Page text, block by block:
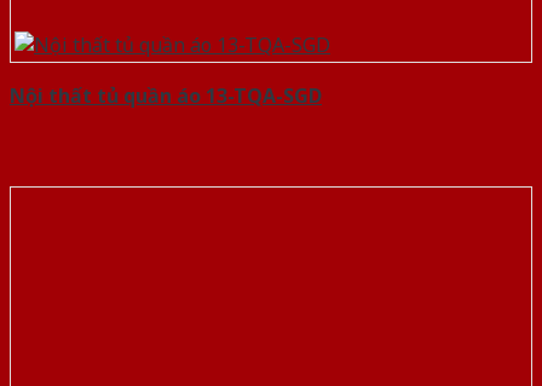
Nội thất tủ quần áo 13-TQA-SGD